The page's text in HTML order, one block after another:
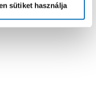
sütiket használja